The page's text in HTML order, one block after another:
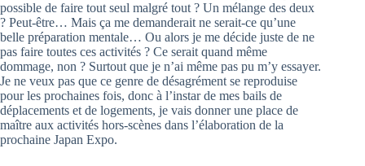
possible de faire tout seul malgré tout ? Un mélange des deux
? Peut-être… Mais ça me demanderait ne serait-ce qu’une
belle préparation mentale… Ou alors je me décide juste de ne
pas faire toutes ces activités ? Ce serait quand même
dommage, non ? Surtout que je n’ai même pas pu m’y essayer.
Je ne veux pas que ce genre de désagrément se reproduise
pour les prochaines fois, donc à l’instar de mes bails de
déplacements et de logements, je vais donner une place de
maître aux activités hors-scènes dans l’élaboration de la
prochaine Japan Expo.